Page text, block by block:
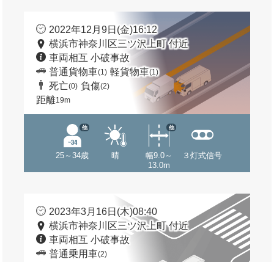
2022年12月9日(金)16:12
横浜市神奈川区三ツ沢上町 付近
車両相互 小破事故
普通貨物車(1) 軽貨物車(1)
死亡(0) 負傷(2)
距離19m
25～34歳
他
晴
幅9.0～
13.0m
他
３灯式信号
2023年3月16日(木)08:40
横浜市神奈川区三ツ沢上町 付近
車両相互 小破事故
普通乗用車(2)